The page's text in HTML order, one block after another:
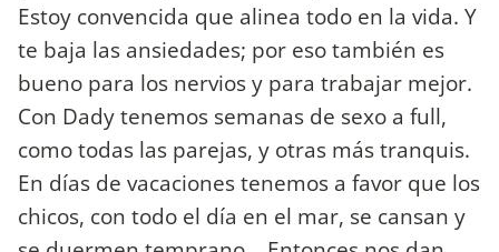
Estoy convencida que alinea todo en la vida. Y
te baja las ansiedades; por eso también es
bueno para los nervios y para trabajar mejor.
Con Dady tenemos semanas de sexo a full,
como todas las parejas, y otras más tranquis.
En días de vacaciones tenemos a favor que los
chicos, con todo el día en el mar, se cansan y